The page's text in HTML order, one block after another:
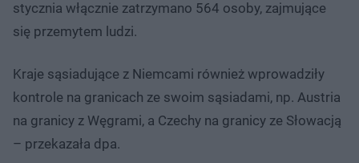
stycznia włącznie zatrzymano 564 osoby, zajmujące
się przemytem ludzi.
Kraje sąsiadujące z Niemcami również wprowadziły
kontrole na granicach ze swoim sąsiadami, np. Austria
na granicy z Węgrami, a Czechy na granicy ze Słowacją
– przekazała dpa.